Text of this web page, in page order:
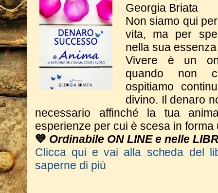
Georgia Briata
Non siamo qui
vita, ma per
nella sua
Vivere è un
quando non
ospitiamo
divino. Il denaro
necessario affinché la tua
esperienze per cui è scesa in
💙 Ordinabile ON LINE e nelle
Clicca qui e vai alla scheda del
saperne di più